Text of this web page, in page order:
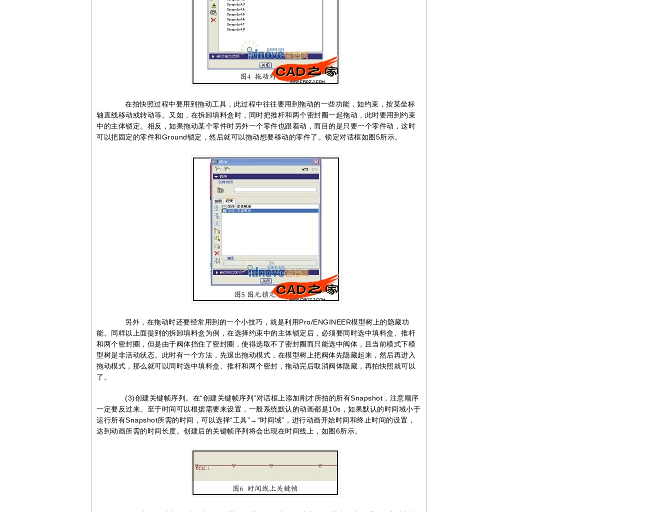
在拍快照过程中要用到拖动工具，此过程中往往要用到拖动的一些功能，如约束，按某坐标
轴直线移动或转动等。又如，在拆卸填料盒时，同时把推杆和两个密封圈一起拖动，此时要用到约束
中的主体锁定。相反，如果拖动某个零件时另外一个零件也跟着动，而目的是只要一个零件动，这时
可以把固定的零件和Ground锁定，然后就可以拖动想要移动的零件了。锁定对话框如图5所示。
另外，在拖动时还要经常用到的一个小技巧，就是利用Pro/ENGINEER模型树上的隐藏功
能。同样以上面提到的拆卸填料盒为例，在选择约束中的主体锁定后，必须要同时选中填料盒、推杆
和两个密封圈，但是由于阀体挡住了密封圈，使得选取不了密封圈而只能选中阀体，且当前模式下模
型树是非活动状态。此时有一个方法，先退出拖动模式，在模型树上把阀体先隐藏起来，然后再进入
拖动模式，那么就可以同时选中填料盒、推杆和两个密封，拖动完后取消阀体隐藏，再拍快照就可以
了。
(3)创建关键帧序列。在“创建关键帧序列”对话框上添加刚才所拍的所有Snapshot，注意顺序
一定要反过来。至于时间可以根据需要来设置，一般系统默认的动画都是10s，如果默认的时间域小于
运行所有Snapshot所需的时间，可以选择“工具”→“时间域”，进行动画开始时间和终止时间的设置，
达到动画所需的时间长度。创建后的关键帧序列将会出现在时间线上，如图6所示。